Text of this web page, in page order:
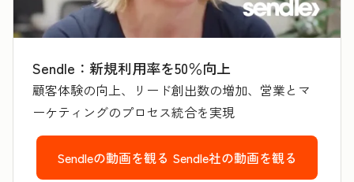
Sendle：新規利用率を50％向上
顧客体験の向上、リード創出数の増加、営業とマ
ーケティングのプロセス統合を実現
Sendleの動画を観る Sendle社の動画を観る